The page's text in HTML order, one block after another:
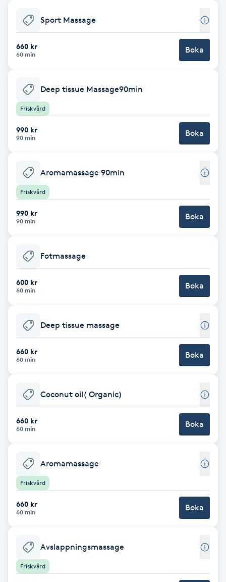
Babylights
Balayage
Barber
Barnklippning
Blowout
Bottenfärg
Brynplockning
Bröllopsuppsättning
Celluliter
Coachning
Color correction
Dermapen
Diamantslipning
Sport Massage
660 kr
60 min Boka
Deep tissue Massage90min
Friskvård
990 kr
90 min Boka
Aromamassage 90min
Friskvård
990 kr
90 min Boka
Fotmassage
600 kr
60 min Boka
Deep tissue massage
660 kr
60 min Boka
Coconut oil( Organic)
660 kr
60 min Boka
Aromamassage
Friskvård
660 kr
60 min Boka
Avslappningsmassage
Friskvård